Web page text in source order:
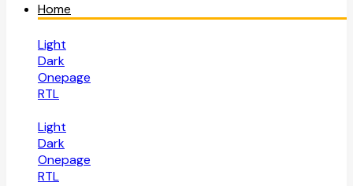
Home
Light
Dark
Onepage
RTL
Light
Dark
Onepage
RTL